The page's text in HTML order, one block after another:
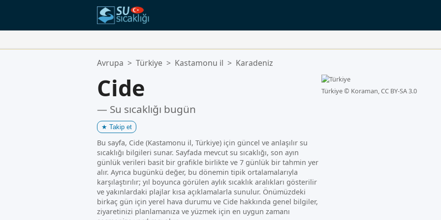
Favori Konumlarınız:
Avrupa > Türkiye > Kastamonu il > Karadeniz
Cide
— Su sıcaklığı bugün
★ Takip et
Bu sayfa, Cide (Kastamonu il, Türkiye) için güncel ve anlaşılır su
sıcaklığı bilgileri sunar. Sayfada mevcut su sıcaklığı, son ayın
günlük verileri basit bir grafikle birlikte ve 7 günlük bir tahmin yer
alır. Ayrıca bugünkü değer, bu dönemin tipik ortalamalarıyla
karşılaştırılır; yıl boyunca görülen aylık sıcaklık aralıkları gösterilir
ve yakınlardaki plajlar kısa açıklamalarla sunulur. Önümüzdeki
birkaç gün için yerel hava durumu ve Cide hakkında genel bilgiler,
ziyaretinizi planlamanıza ve yüzmek için en uygun zamanı
Türkiye © Koraman, CC BY-SA 3.0